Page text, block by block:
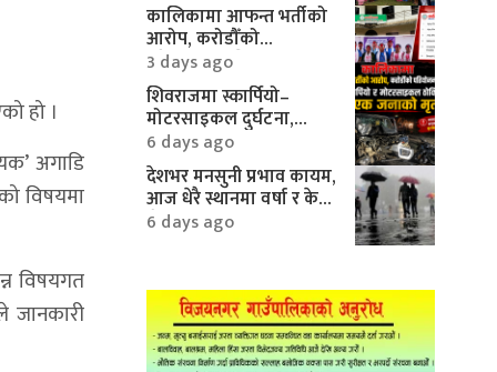
हो ।
अगाडि
विषयमा
विषयगत
जानकारी
कालिकामा आफन्त भर्तीको
आरोप, करोडौँको
परियोजनामाथि गम्भीर प्रश्न
3 days ago
शिवराजमा स्कार्पियो–
मोटरसाइकल दुर्घटना,
एकको मृत्यु
6 days ago
देशभर मनसुनी प्रभाव कायम,
आज धेरै स्थानमा वर्षा र केही
क्षेत्रमा भारी वर्षाको
6 days ago